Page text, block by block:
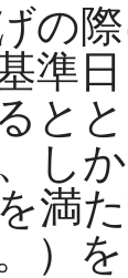
の際
準
と
し
満
）